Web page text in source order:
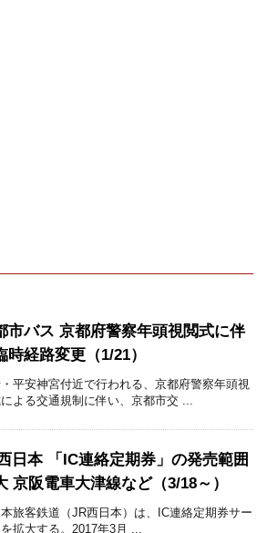
市バス 京都府警察年頭視閲式に伴
時経路変更（1/21）
・平安神宮付近で行われる、京都府警察年頭視
よる交通規制に伴い、京都市交 ...
日本 「IC連絡定期券」の発売範囲
京阪電車大津線など（3/18～）
旅客鉄道（JR西日本）は、IC連絡定期券サー
拡大する。2017年3月 ...